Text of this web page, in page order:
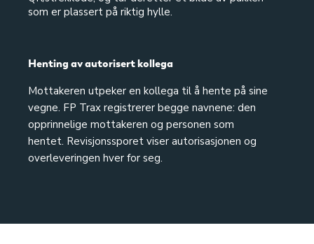
som er plassert på riktig hylle.
Henting av autorisert kollega
Mottakeren utpeker en kollega til å hente på sine
vegne. FP Trax registrerer begge navnene: den
opprinnelige mottakeren og personen som
hentet. Revisjonssporet viser autorisasjonen og
overleveringen hver for seg.